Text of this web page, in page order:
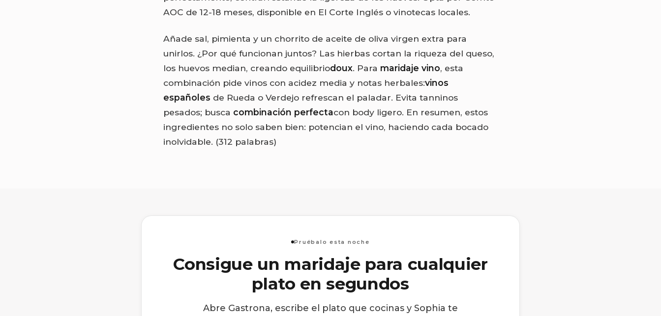
AOC de 12-18 meses, disponible en El Corte Inglés o vinotecas locales.
Añade sal, pimienta y un chorrito de aceite de oliva virgen extra para
unirlos. ¿Por qué funcionan juntos? Las hierbas cortan la riqueza del queso,
los huevos median, creando equilibriodoux. Para maridaje vino, esta
combinación pide vinos con acidez media y notas herbales:vinos
españoles de Rueda o Verdejo refrescan el paladar. Evita tanninos
pesados; busca combinación perfectacon body ligero. En resumen, estos
ingredientes no solo saben bien: potencian el vino, haciendo cada bocado
inolvidable. (312 palabras)
Pruébalo esta noche
Consigue un maridaje para cualquier
plato en segundos
Abre Gastrona, escribe el plato que cocinas y Sophia te